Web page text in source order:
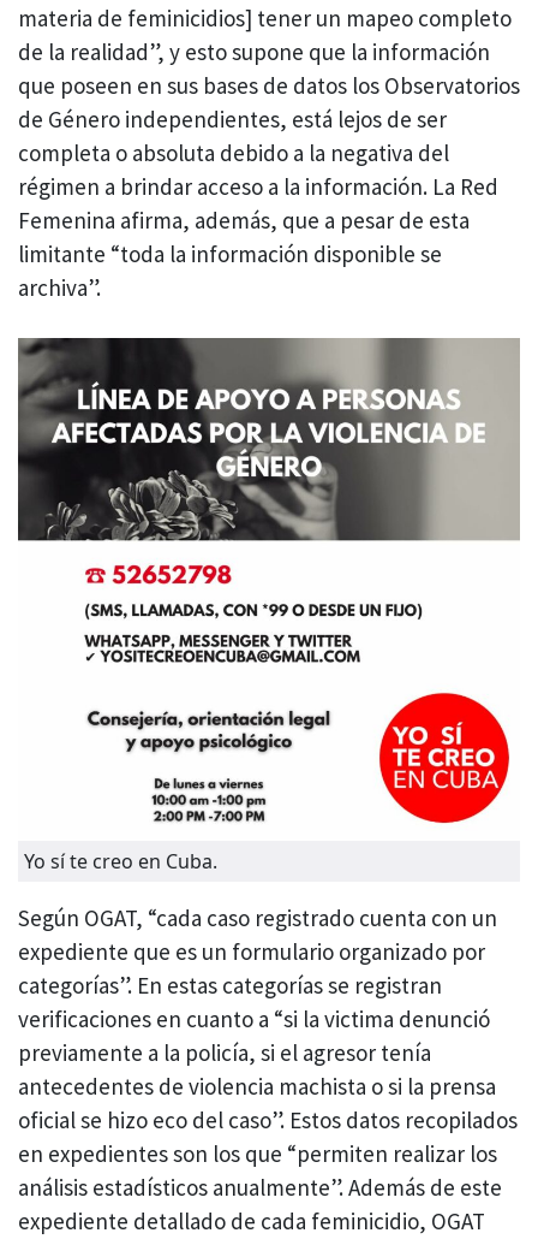
materia de feminicidios] tener un mapeo completo
de la realidad”, y esto supone que la información
que poseen en sus bases de datos los Observatorios
de Género independientes, está lejos de ser
completa o absoluta debido a la negativa del
régimen a brindar acceso a la información. La Red
Femenina afirma, además, que a pesar de esta
limitante “toda la información disponible se
archiva”.
Yo sí te creo en Cuba.
Según OGAT, “cada caso registrado cuenta con un
expediente que es un formulario organizado por
categorías”. En estas categorías se registran
verificaciones en cuanto a “si la victima denunció
previamente a la policía, si el agresor tenía
antecedentes de violencia machista o si la prensa
oficial se hizo eco del caso”. Estos datos recopilados
en expedientes son los que “permiten realizar los
análisis estadísticos anualmente”. Además de este
expediente detallado de cada feminicidio, OGAT